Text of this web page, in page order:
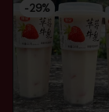
-29%